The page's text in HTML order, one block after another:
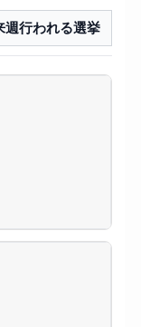
週行われる選挙